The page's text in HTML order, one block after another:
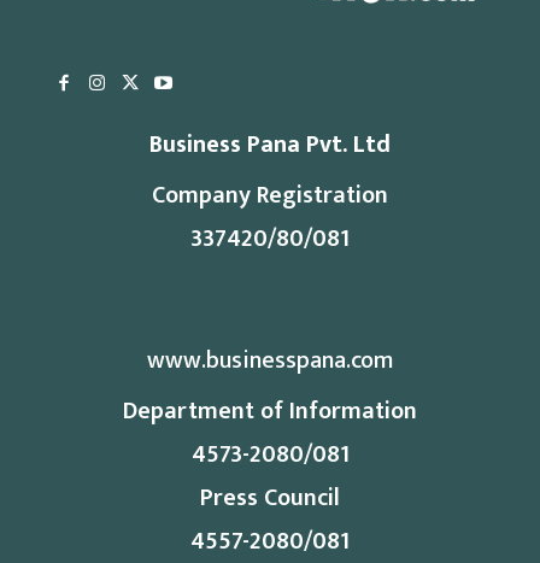
Business Pana Pvt. Ltd
Company Registration
337420/80/081
www.businesspana.com
Department of Information
4573-2080/081
Press Council
4557-2080/081